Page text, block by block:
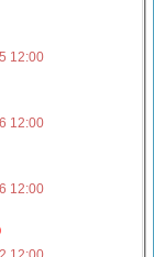
12:00
12:00
12:00